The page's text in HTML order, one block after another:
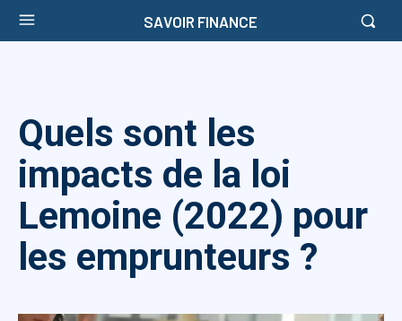
SAVOIR FINANCE
Quels sont les
impacts de la loi
Lemoine (2022) pour
les emprunteurs ?